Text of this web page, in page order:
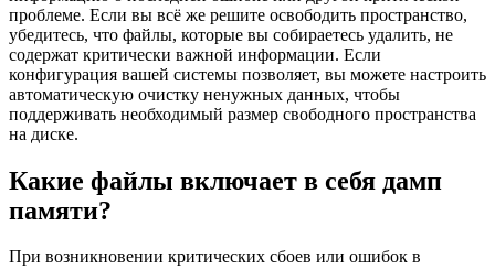
проблеме. Если вы всё же решите освободить пространство,
убедитесь, что файлы, которые вы собираетесь удалить, не
содержат критически важной информации. Если
конфигурация вашей системы позволяет, вы можете настроить
автоматическую очистку ненужных данных, чтобы
поддерживать необходимый размер свободного пространства
на диске.
Какие файлы включает в себя дамп
памяти?
При возникновении критических сбоев или ошибок в